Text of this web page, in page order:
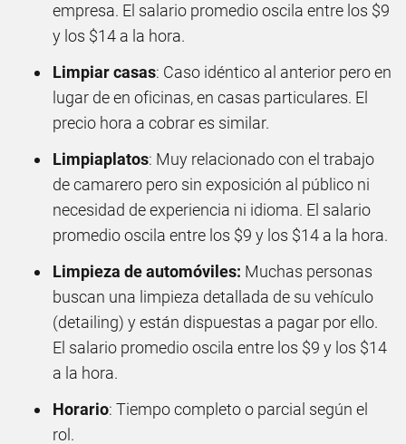
empresa. El salario promedio oscila entre los $9
y los $14 a la hora.
Limpiar casas: Caso idéntico al anterior pero en
lugar de en oficinas, en casas particulares. El
precio hora a cobrar es similar.
Limpiaplatos: Muy relacionado con el trabajo
de camarero pero sin exposición al público ni
necesidad de experiencia ni idioma. El salario
promedio oscila entre los $9 y los $14 a la hora.
Limpieza de automóviles: Muchas personas
buscan una limpieza detallada de su vehículo
(detailing) y están dispuestas a pagar por ello.
El salario promedio oscila entre los $9 y los $14
a la hora.
Horario: Tiempo completo o parcial según el
rol.